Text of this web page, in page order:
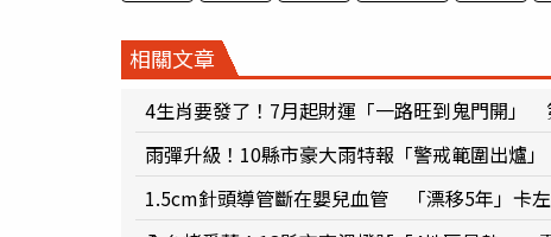
相關文章
4生肖要發了！7月起財運「一路旺到鬼門開」
雨彈升級！10縣市豪大雨特報「警戒範圍出爐
1.5cm針頭導管斷在嬰兒血管 「漂移5年」卡